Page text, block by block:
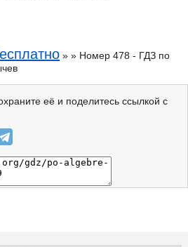
» » Номер 478 - ГДЗ по
её и поделитесь ссылкой с